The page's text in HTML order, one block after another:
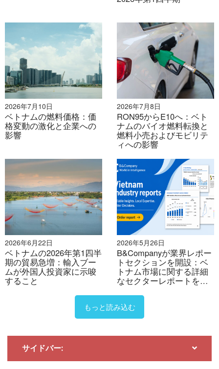
Conomy SEA 2024レポート
”（2024年11月）
[7]出典：ASEANブリーフィング” 「Opportunities and
Key Trends in Vietnam's‘の 電子商取引の未来”（2024
年12月）
[8]出典：ベトナム投資レビュー”「E-Wallet Firms
Restructure for Best Interests of Customers
”（2024
年6月）
出典：ベトナム投資レビュー”「E-Wallet Firms
Restructure for Best Interests of Customers”（2024
年8月）
[10]出典：ハノイ・タイムズ”Vietnam‘のデジタル経
済は2024年に大きく成長すると予想”（2024年11月）
* この記事の情報を引用する場合は、著作権を尊重する
ため、出典と元の記事へのリンクを明記してくださ
い。.
企業として、業界レポート、業界インタビュー、消費
者調査、ビジネスマッチングなど、幅広いサービスを
提供しています。さらに、ベトナム国内の90万社以上
2026年7月10日
ベトナムの燃料価格：価
格変動の激化と企業への
影響
2026年7月8日
RON95からE10へ：ベト
ナムのバイオ燃料転換と
燃料小売およびモビリテ
ィへの影響
2026年6月22日
ベトナムの2026年第1四半
期の貿易急増：輸入ブー
ムが外国人投資家に示唆
すること
2026年5月26日
B&Companyが業界レポー
トセクションを開設：ベ
トナム市場に関する詳細
なセクターレポートを提
もっと読み込む
サイドバー: